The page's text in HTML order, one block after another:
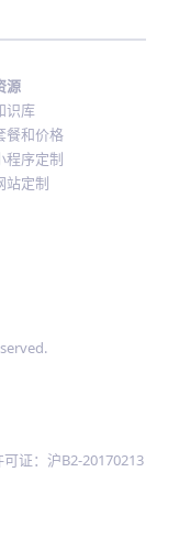
源
识库
餐和价格
程序定制
站定制
证：沪B2-20170213